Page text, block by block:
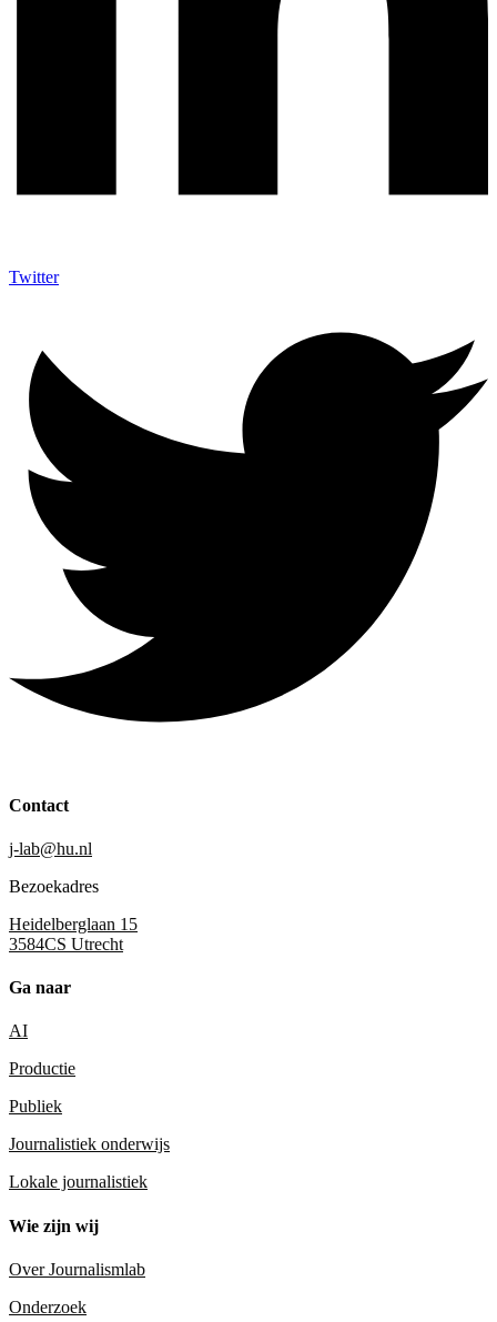
Twitter
Contact
j-lab@hu.nl
Bezoekadres
Heidelberglaan 15
3584CS Utrecht
Ga naar
AI
Productie
Publiek
Journalistiek onderwijs
Lokale journalistiek
Wie zijn wij
Over Journalismlab
Onderzoek